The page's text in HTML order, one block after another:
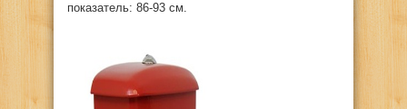
показатель: 86-93 см.